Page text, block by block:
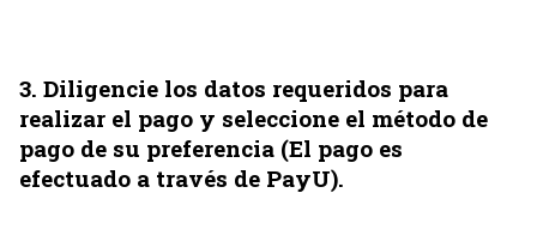
3. Diligencie los datos requeridos para
realizar el pago y seleccione el método de
pago de su preferencia (El pago es
efectuado a través de PayU).